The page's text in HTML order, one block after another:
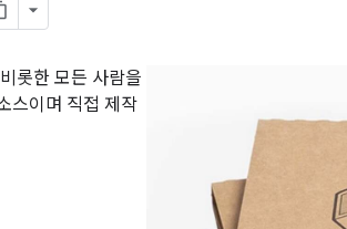
롯한 모든 사람을
스이며 직접 제작